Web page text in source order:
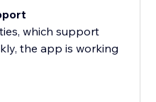
which support
the app is working